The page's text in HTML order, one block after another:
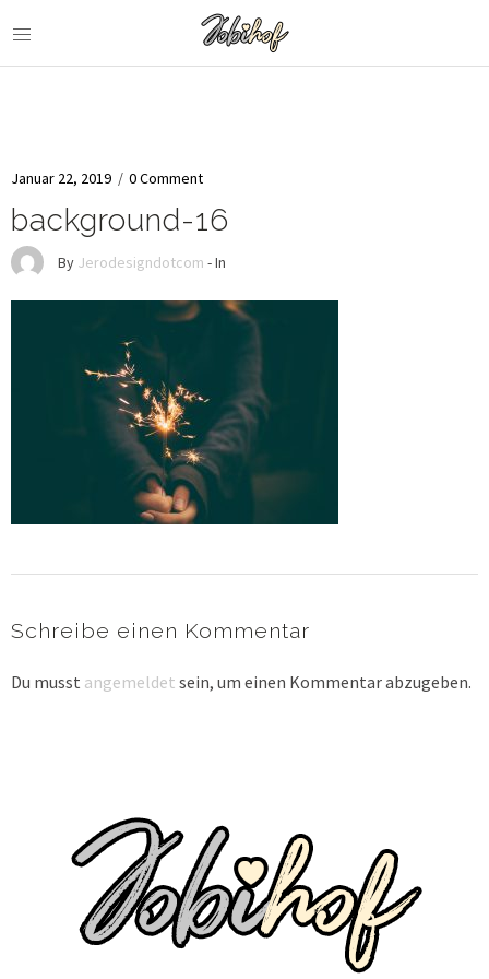
Januar 22, 2019 / 0 Comment
background-16
By Jerodesigndotcom - In
Schreibe einen Kommentar
Du musst angemeldet sein, um einen Kommentar abzugeben.